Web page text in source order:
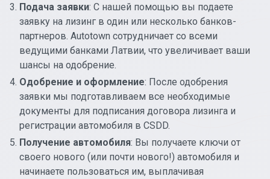
Подача заявки: С нашей помощью вы подаете
заявку на лизинг в один или несколько банков-
партнеров. Autotown сотрудничает со всеми
ведущими банками Латвии, что увеличивает ваши
шансы на одобрение.
Одобрение и оформление: После одобрения
заявки мы подготавливаем все необходимые
документы для подписания договора лизинга и
регистрации автомобиля в CSDD.
Получение автомобиля: Вы получаете ключи от
своего нового (или почти нового!) автомобиля и
начинаете пользоваться им, выплачивая